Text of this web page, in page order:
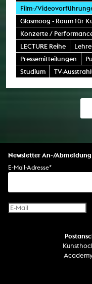
Film-/
Glasmoog - Raum für
Konzerte /
LECTURE Reihe
Pressemitteilungen
Studium
TV-
Newsletter An-/Abmeldung
E-Mail-Adresse*